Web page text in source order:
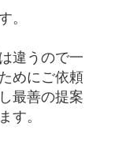
。
違うので一
めにご依頼
最善の提案
す。